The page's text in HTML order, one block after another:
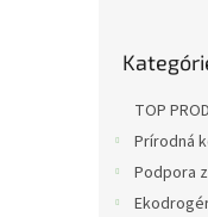
kategórie
TOP
Prírodná
Podpora